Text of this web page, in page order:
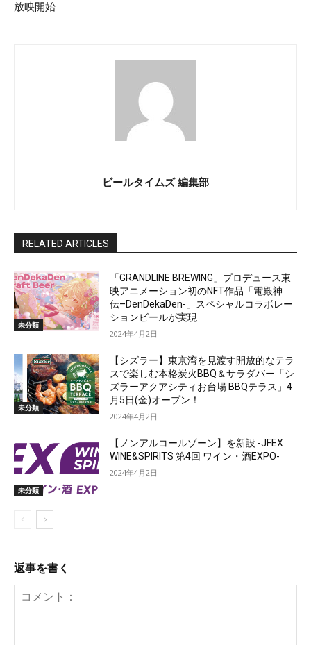
放映開始
ビールタイムズ 編集部
RELATED ARTICLES
未分類
「GRANDLINE BREWING」プロデュース東
映アニメーション初のNFT作品「電殿神
伝–DenDekaDen-」スペシャルコラボレー
ションビールが実現
2024年4月2日
未分類
【シズラー】東京湾を見渡す開放的なテラ
スで楽しむ本格炭火BBQ＆サラダバー「シ
ズラーアクアシティお台場 BBQテラス」4
月5日(金)オープン！
2024年4月2日
未分類
【ノンアルコールゾーン】を新設 -JFEX
WINE&SPIRITS 第4回 ワイン・酒EXPO-
2024年4月2日
返事を書く